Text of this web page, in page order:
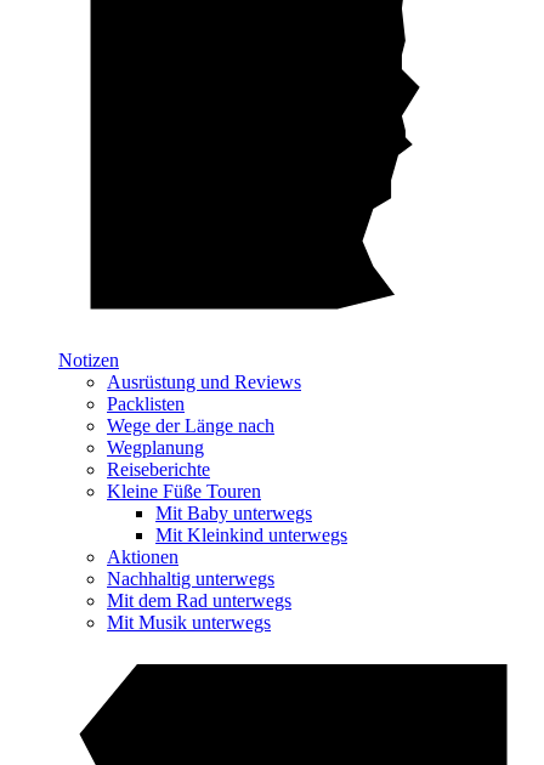
Notizen
Ausrüstung und Reviews
Packlisten
Wege der Länge nach
Wegplanung
Reiseberichte
Kleine Füße Touren
Mit Baby unterwegs
Mit Kleinkind unterwegs
Aktionen
Nachhaltig unterwegs
Mit dem Rad unterwegs
Mit Musik unterwegs